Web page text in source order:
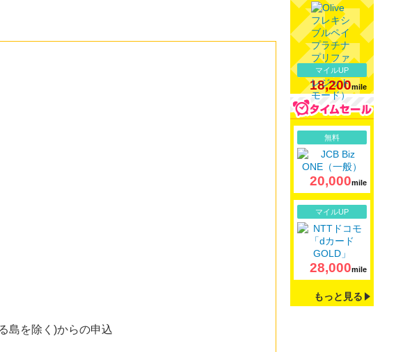
島を除く)からの申込
マイルUP
18,200mile
無料
20,000mile
マイルUP
28,000mile
もっと見る